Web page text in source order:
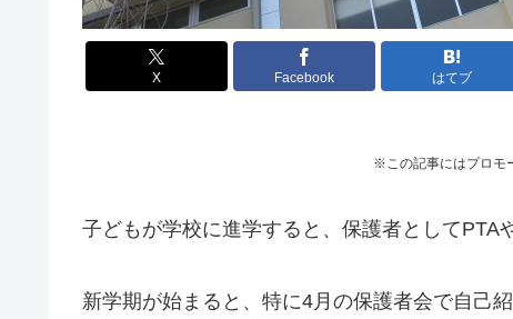
X Facebook はてブ
※この記事にはプロモ
子どもが学校に進学すると、保護者としてPTA
新学期が始まると、特に4月の保護者会で自己